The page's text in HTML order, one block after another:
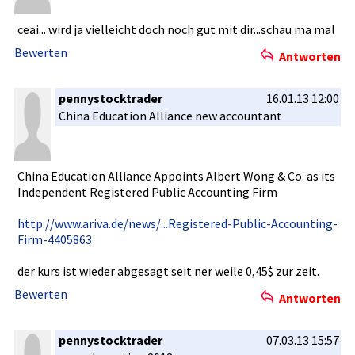
Media, PA 19063
Tel: (866) 274-4004
www.strate­gicclaims.­net
or by printing them at
www.strate­gicclaims.­net . The
filed with the Court and posted at this website by February
For any questio
ceai... wird ja vielleicht­ doch noch gut mit dir...scha­u ma mal
Bewerten
Antworten
pennystocktrader
16.01.13 12:00
China Education Alliance new accountant­
China Education Alliance Appoints Albert Wong & Co. as its
Independen­t Registered­ Public Accounting­ Firm
http://www­.ariva.de/­news/...Re­gistered-P­ublic-Acco­unting-
Fir­m-4405863
der kurs ist wieder abgesagt seit ner weile 0,45$ zur zeit.
Bewerten
Antworten
pennystocktrader
07.03.13 15:57